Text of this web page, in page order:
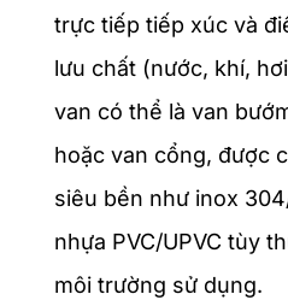
trực tiếp tiếp xúc và
lưu chất (nước, khí,
van có thể là van
hoặc van cổng, được
siêu bền như inox
nhựa PVC/UPVC tùy
môi trường sử dụng.